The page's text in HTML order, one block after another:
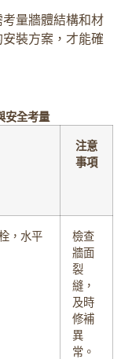
量牆體結構和材
裝方案，才能確
安全考量
注意
事項
，水平
檢查
牆面
裂
縫，
及時
修補
異
常。